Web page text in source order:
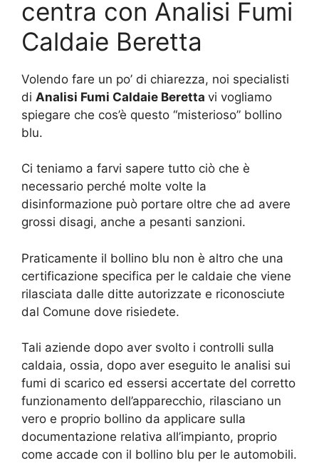
centra con Analisi Fumi
Caldaie Beretta
Volendo fare un po’ di chiarezza, noi specialisti
di Analisi Fumi Caldaie Beretta vi vogliamo
spiegare che cos’è questo “misterioso” bollino
blu.
Ci teniamo a farvi sapere tutto ciò che è
necessario perché molte volte la
disinformazione può portare oltre che ad avere
grossi disagi, anche a pesanti sanzioni.
Praticamente il bollino blu non è altro che una
certificazione specifica per le caldaie che viene
rilasciata dalle ditte autorizzate e riconosciute
dal Comune dove risiedete.
Tali aziende dopo aver svolto i controlli sulla
caldaia, ossia, dopo aver eseguito le analisi sui
fumi di scarico ed essersi accertate del corretto
funzionamento dell’apparecchio, rilasciano un
vero e proprio bollino da applicare sulla
documentazione relativa all’impianto, proprio
come accade con il bollino blu per le automobili.